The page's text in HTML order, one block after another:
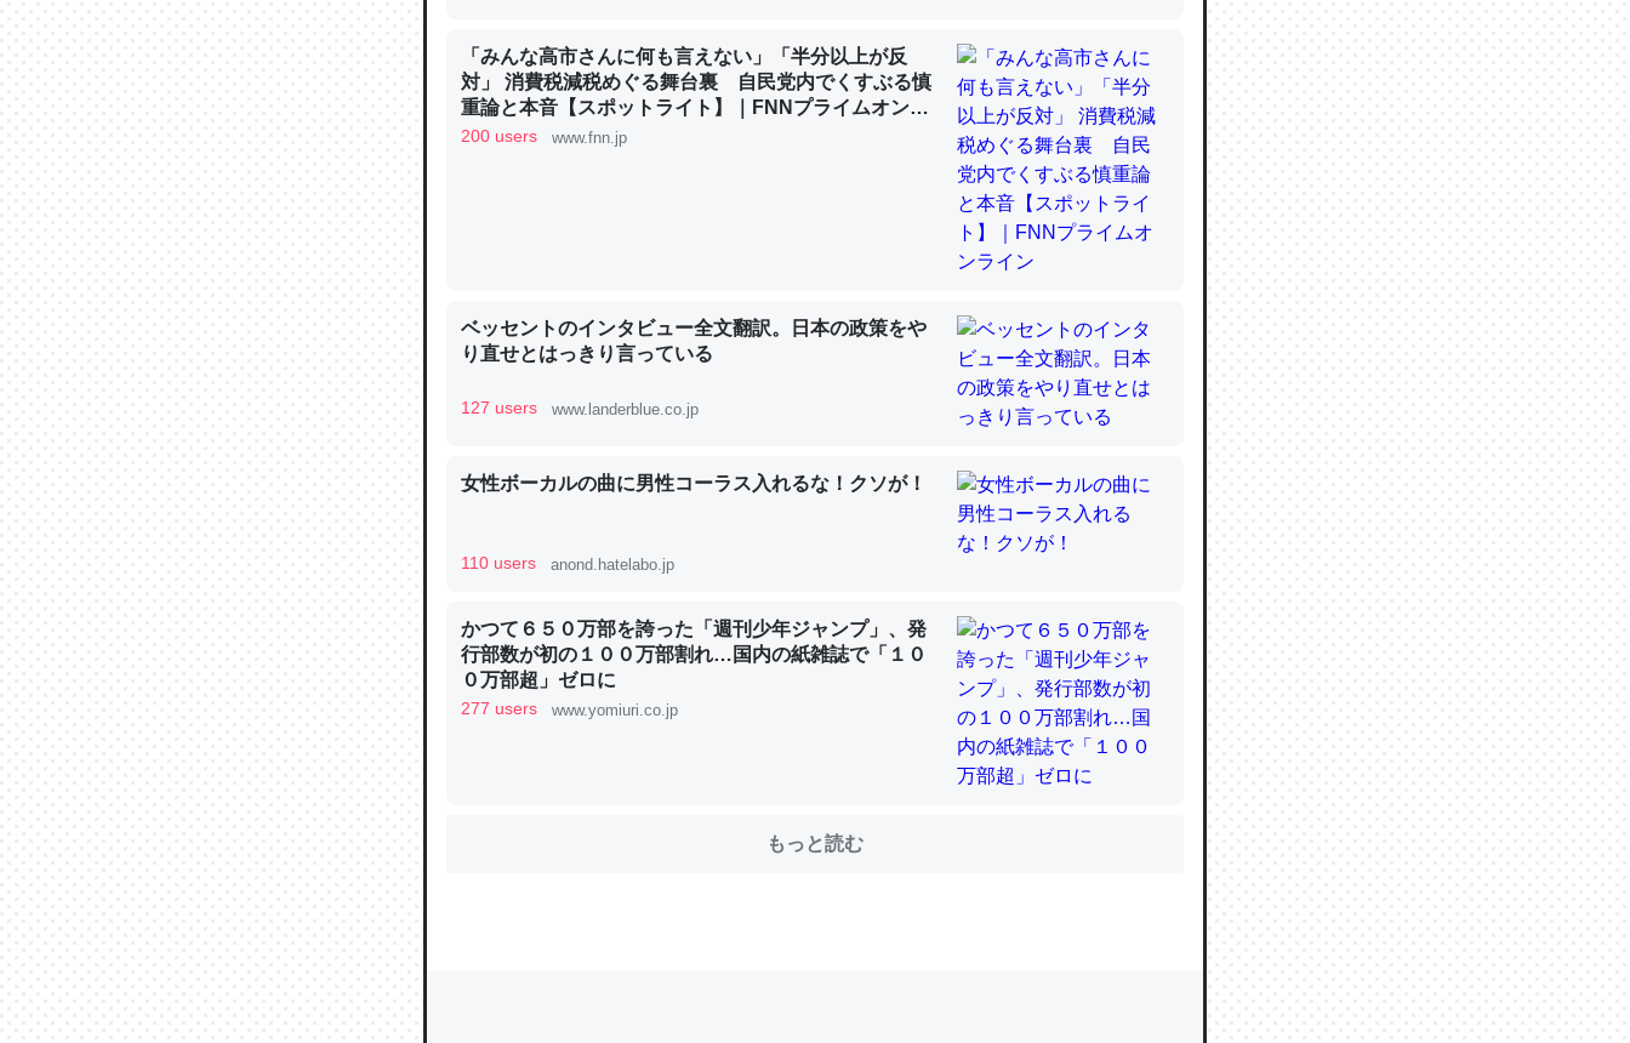
論文では「淡水はカルシウムも酸素も不足してて両方に不利だから両方が拮抗してるので
は」とあって面白い。海にいる鋏角類（カブトガニ・ウミグモ）はカルシウムを使わずキ
─ニュース :: 【研究発表】昆虫学の大問題＝「昆虫はなぜ海にいないのか」に関する新仮説
これを元に考えるとカルシウムを大量に使う脊椎動物と貝類は苦労してるんだな…。腹足
類だと殻を無くしてナメクジになったり努力してるし。
中。あと、Googleマップで位置情報を共有してる。電池残量や充電中かが分かるのでこ
れ見て生きてるなって分かる。
─たまにLINEするくらいだった遠方の父67歳と僕。ITツール導入でコミュニケーションが劇的に変化し
た｜tayorini by LIFULL介護
「みんな高市さんに何も言えない」「半分以上が反
対」 消費税減税めぐる舞台裏 自民党内でくすぶる慎
重論と本音【スポットライト】｜FNNプライムオンラ
イン
200 users www.fnn.jp
ベッセントのインタビュー全文翻訳。日本の政策をや
り直せとはっきり言っている
127 users www.landerblue.co.jp
女性ボーカルの曲に男性コーラス入れるな！クソが！
110 users anond.hatelabo.jp
かつて６５０万部を誇った「週刊少年ジャンプ」、発
行部数が初の１００万部割れ…国内の紙雑誌で「１０
０万部超」ゼロに
277 users www.yomiuri.co.jp
もっと読む